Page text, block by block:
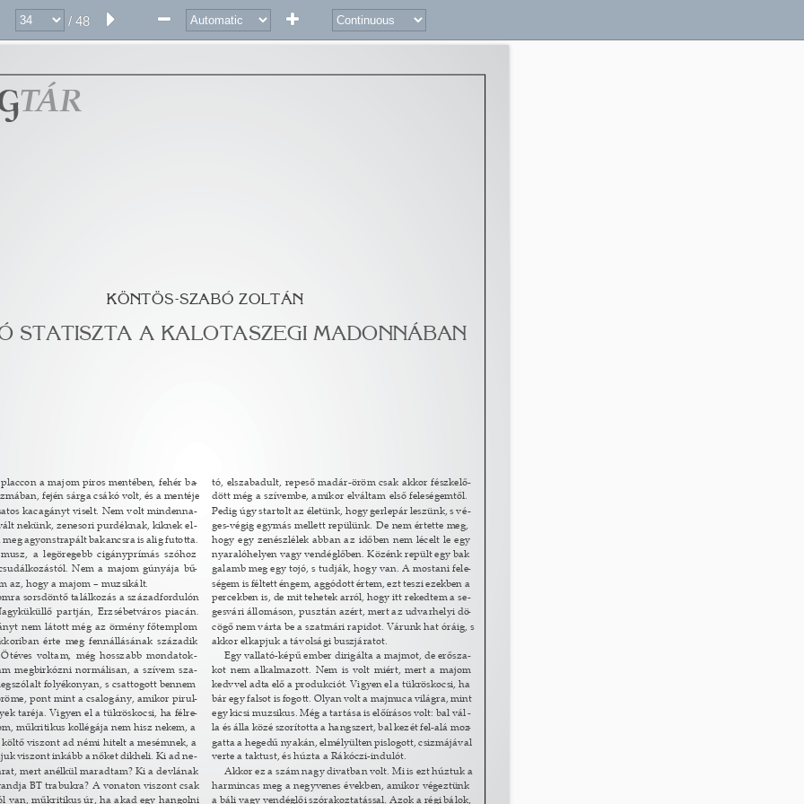
/ 48
T ÁR
KÖNTÖS-SZABÓ ZOLTÁN
STATISZTA A KALOTASZEGI MADONNÁBAN
a majom piros mentében, fehér ba-
fején sárga csákó volt, és a mentéje
kacagányt viselt. Nem volt mindenna-
nekünk, zenesori purdéknak, kiknek el-
agyonstrapált bakancsra is alig futotta.
a legöregebb cigányprímás szóhoz
Nem a majom gúnyája bű-
az, hogy a majom – muzsikált.
sorsdöntő találkozás a századfordulón
partján, Erzsébetváros piacán.
nem látott még az örmény főtemplom
érte meg fennállásának századik
voltam, még hosszabb mondatok-
megbirkózni normálisan, a szívem sza-
folyékonyan, s csattogott bennem
pont mint a csalogány, amikor pirul-
taréja. Vigyen el a tükröskocsi, ha félre-
műkritikus kollégája nem hisz nekem, a
viszont ad némi hitelt a mesémnek, a
viszont inkább a nőket dikheli. Ki ad ne-
mert anélkül maradtam? Ki a devlának
BT trabukra? A vonaton viszont csak
van, műkritikus úr, ha akad egy hangolni
tó, elszabadult, repeső madár-öröm csak akkor fészkelő-
dött még a szívembe, amikor elváltam első feleségemtől.
Pedig úgy startolt az életünk, hogy gerlepár leszünk, s vé-
ges-végig egymás mellett repülünk. De nem értette meg,
hogy egy zenészlélek abban az időben nem lécelt le egy
nyaralóhelyen vagy vendéglőben. Közénk repült egy bak
galamb meg egy tojó, s tudják, hogy van. A mostani fele-
ségem is féltett éngem, aggódott értem, ezt teszi ezekben a
percekben is, de mit tehetek arról, hogy itt rekedtem a se-
gesvári állomáson, pusztán azért, mert az udvarhelyi dö-
cögő nem várta be a szatmári rapidot. Várunk hat óráig, s
akkor elkapjuk a távolsági buszjáratot.
Egy vallató-képű ember dirigálta a majmot, de erősza-
kot nem alkalmazott. Nem is volt miért, mert a majom
kedvvel adta elő a produkciót. Vigyen el a tükröskocsi, ha
bár egy falsot is fogott. Olyan volt a majmuca világra, mint
egy kicsi muzsikus. Még a tartása is előírásos volt: bal vál-
la és álla közé szorította a hangszert, bal kezét fel-alá moz-
gatta a hegedű nyakán, elmélyülten pislogott, csizmájával
verte a taktust, és húzta a Rákóczi-indulót.
Akkor ez a szám nagy divatban volt. Mi is ezt húztuk a
harmincas meg a negyvenes években, amikor végeztünk
a báli vagy vendéglői szórakoztatással. Azok a régi bálok,